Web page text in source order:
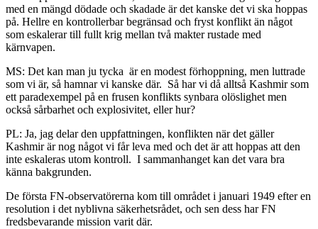
med en mängd dödade och skadade är det kanske det vi ska hoppas
på. Hellre en kontrollerbar begränsad och fryst konflikt än något
som eskalerar till fullt krig mellan två makter rustade med
kärnvapen.
MS: Det kan man ju tycka är en modest förhoppning, men luttrade
som vi är, så hamnar vi kanske där. Så har vi då alltså Kashmir som
ett paradexempel på en frusen konflikts synbara olöslighet men
också sårbarhet och explosivitet, eller hur?
PL: Ja, jag delar den uppfattningen, konflikten när det gäller
Kashmir är nog något vi får leva med och det är att hoppas att den
inte eskaleras utom kontroll. I sammanhanget kan det vara bra
känna bakgrunden.
De första FN-observatörerna kom till området i januari 1949 efter en
resolution i det nyblivna säkerhetsrådet, och sen dess har FN
fredsbevarande mission varit där.